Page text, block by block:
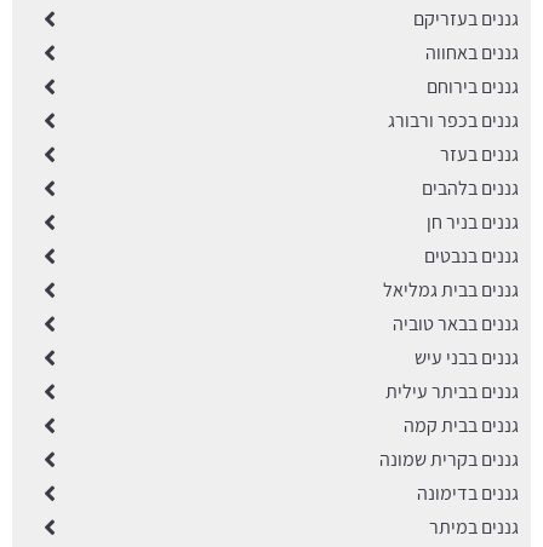
גננים בעזריקם
גננים באחווה
גננים בירוחם
גננים בכפר ורבורג
גננים בעזר
גננים בלהבים
גננים בניר חן
גננים בנבטים
גננים בבית גמליאל
גננים בבאר טוביה
גננים בבני עיש
גננים בביתר עילית
גננים בבית קמה
גננים בקרית שמונה
גננים בדימונה
גננים במיתר